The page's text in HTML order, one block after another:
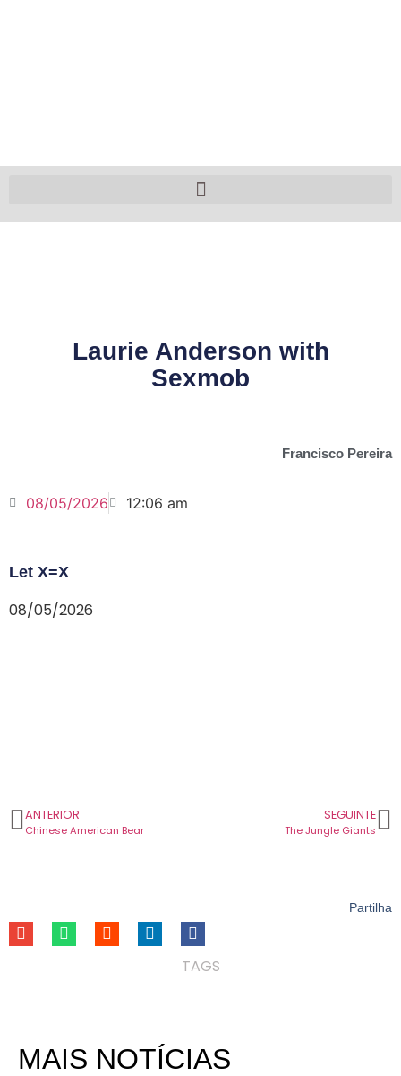
Laurie Anderson with
Sexmob
Francisco Pereira
08/05/2026 12:06 am
Let X=X
08/05/2026
ANTERIOR
Chinese American Bear
SEGUINTE
The Jungle Giants
Partilha
TAGS
MAIS NOTÍCIAS